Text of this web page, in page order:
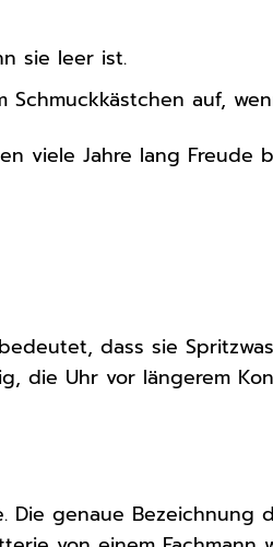
sie leer ist.
auf,
viele Jahre lang Freude
dass sie
die Uhr vor längerem
Die genaue Bezeichnung